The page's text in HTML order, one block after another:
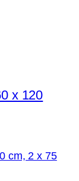
cm, 2 x 75